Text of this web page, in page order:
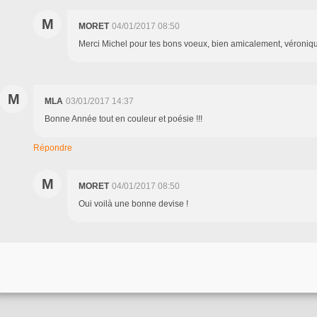
M MORET 04/01/2017 08:50
Merci Michel pour tes bons voeux, bien amicalement,
M MLA 03/01/2017 14:37
Bonne Année tout en couleur et poésie !!!
Répondre
M MORET 04/01/2017 08:50
Oui voilà une bonne devise !